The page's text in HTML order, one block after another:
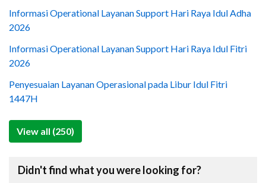
Informasi Operational Layanan Support Hari Raya Idul Adha
2026
Informasi Operational Layanan Support Hari Raya Idul Fitri
2026
Penyesuaian Layanan Operasional pada Libur Idul Fitri
1447H
View all (250)
Didn't find what you were looking for?